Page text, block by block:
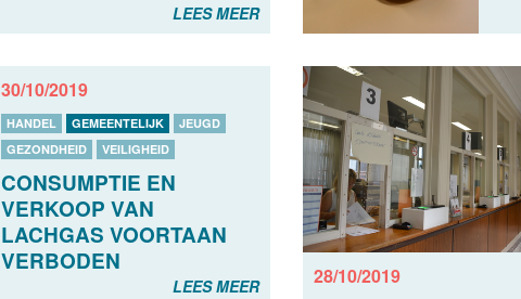
LEES MEER
30/10/2019
HANDEL GEMEENTELIJK
JEUGD
GEZONDHEID
VEILIGHEID
CONSUMPTIE EN
VERKOOP VAN
LACHGAS VOORTAAN
VERBODEN
LEES MEER 28/10/2019